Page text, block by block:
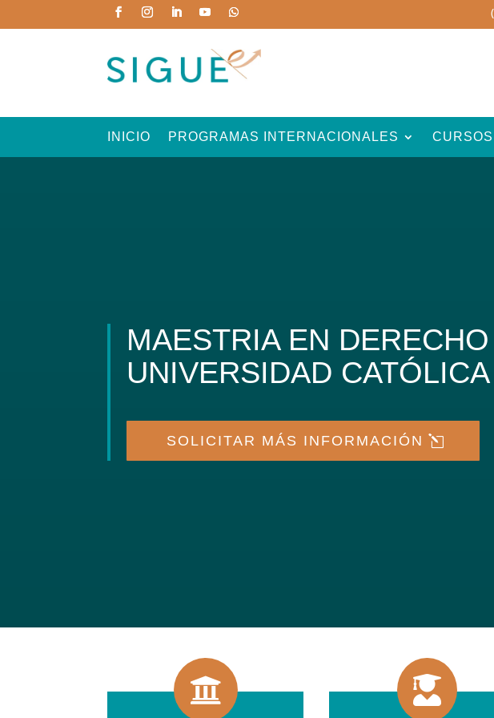
INICIO PROGRAMAS INTERNACIONALES
MAESTRIA EN
UNIVERSIDAD
SOLICITAR MÁS INFORMACIÓN
 